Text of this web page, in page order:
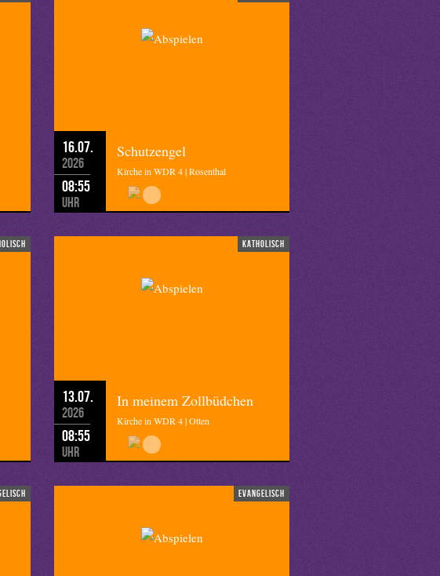
16.07.
2026
08:55
Uhr
Schutzengel
Kirche in WDR 4 | Rosenthal
katholisch
13.07.
2026
08:55
Uhr
In meinem Zollbüdchen
Kirche in WDR 4 | Otten
evangelisch